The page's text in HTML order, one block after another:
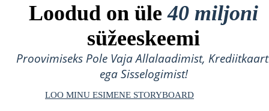
Loodud on üle40 miljoni
süžeeskeemi
Proovimiseks Pole Vaja Allalaadimist,
ega Sisselogimist!
LOO MINU ESIMENE STORYBOARD